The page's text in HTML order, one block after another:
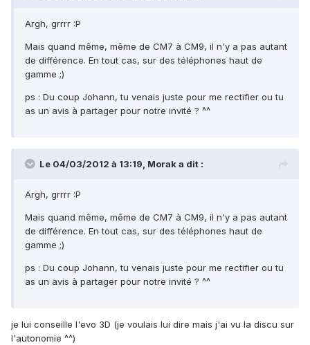
Argh, grrrr :P
Mais quand même, même de CM7 à CM9, il n'y a pas autant
de différence. En tout cas, sur des téléphones haut de
gamme ;)
ps : Du coup Johann, tu venais juste pour me rectifier ou tu
as un avis à partager pour notre invité ? ^^
Le 04/03/2012 à 13:19, Morak a dit :
Argh, grrrr :P
Mais quand même, même de CM7 à CM9, il n'y a pas autant
de différence. En tout cas, sur des téléphones haut de
gamme ;)
ps : Du coup Johann, tu venais juste pour me rectifier ou tu
as un avis à partager pour notre invité ? ^^
je lui conseille l'evo 3D (je voulais lui dire mais j'ai vu la discu sur
l'autonomie ^^)